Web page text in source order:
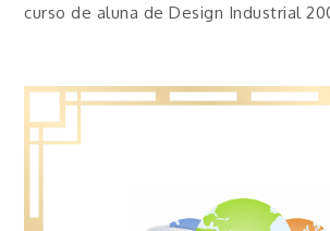
curso de aluna de Design Industrial